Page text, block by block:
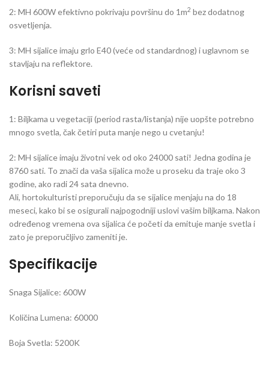
2: MH 600W efektivno pokrivaju površinu do 1m2 bez dodatnog
osvetljenja.
3: MH sijalice imaju grlo E40 (veće od standardnog) i uglavnom se
stavljaju na reflektore.
Korisni saveti
1: Biljkama u vegetaciji (period rasta/listanja) nije uopšte potrebno
mnogo svetla, čak četiri puta manje nego u cvetanju!
2: MH sijalice imaju životni vek od oko 24000 sati! Jedna godina je
8760 sati. To znači da vaša sijalica može u proseku da traje oko 3
godine, ako radi 24 sata dnevno.
Ali, hortokulturisti preporučuju da se sijalice menjaju na do 18
meseci, kako bi se osigurali najpogodniji uslovi vašim biljkama. Nakon
određenog vremena ova sijalica će početi da emituje manje svetla i
zato je preporučljivo zameniti je.
Specifikacije
Snaga Sijalice: 600W
Količina Lumena: 60000
Boja Svetla: 5200K